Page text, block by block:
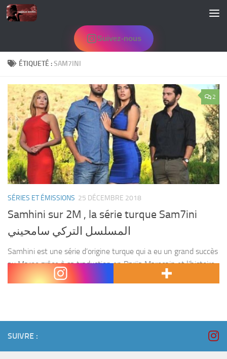
Skip to content
Suivez-nous
ÉTIQUETÉ :SAM7INI
2
SÉRIES ET ÉMISSIONS 25 DÉCEMBRE 2018
Samhini sur 2M , la série turque Sam7ini
المسلسل التركي سامحيني
Samhini est une série d’origine turque qui a eu un grand succès
au Maroc grâce à sa traduction en Darija Marocain et l’histoire
unique tourné par les héros de la série Manar et Kamal....
SUIVRE :